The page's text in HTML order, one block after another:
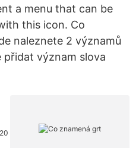
a menu that can be
this icon. Co
naleznete 2 významů
přidat význam slova